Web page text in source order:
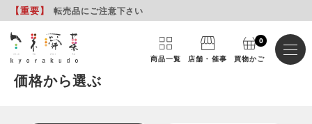
【重要】 転売品にご注意下さい
商品一覧 店舗・催事 買物かご
0
価格から選ぶ